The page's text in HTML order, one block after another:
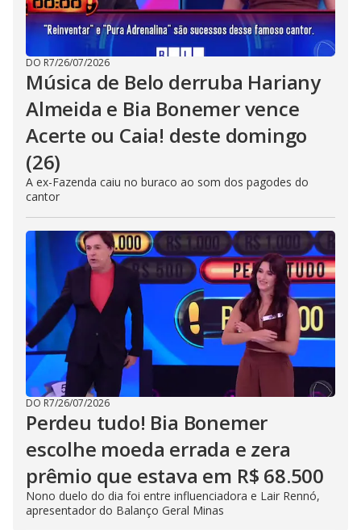
DO R7/26/07/2026
Música de Belo derruba Hariany
Almeida e Bia Bonemer vence
Acerte ou Caia! deste domingo
(26)
A ex-Fazenda caiu no buraco ao som dos pagodes do
cantor
DO R7/26/07/2026
Perdeu tudo! Bia Bonemer
escolhe moeda errada e zera
prêmio que estava em R$ 68.500
Nono duelo do dia foi entre influenciadora e Lair Rennó,
apresentador do Balanço Geral Minas